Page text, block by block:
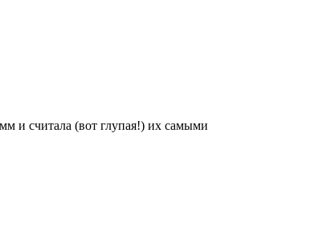
и считала (вот глупая!) их самыми